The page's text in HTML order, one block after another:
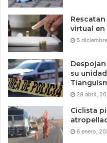
virtual en
5
su
28 abril,
Ciclista
6 enero,